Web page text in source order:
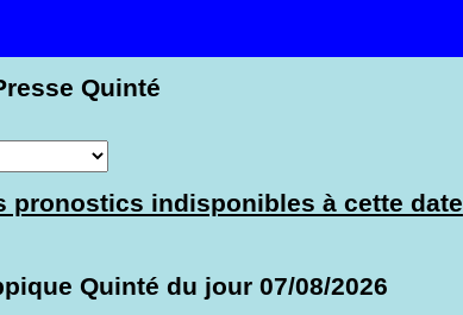
Quinté
pronostics indisponibles à cette date
Quinté du jour 07/08/2026